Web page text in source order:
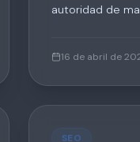
autoridad de
16 de abril de
SEO